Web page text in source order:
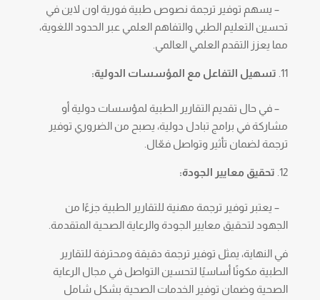
– يسهم توفير ترجمة نصوص طبية فورية اون لاين في
تحسين التعليم الطبي والتفاهم العلمي عبر الحدود اللغوية،
مما يعزز التقدم العلمي العالمي.
تسهيل التفاعل مع المؤسسات الدولية:
– في حال تقديم التقارير الطبية لمؤسسات دولية أو
مشاركة في برامج تبادل دولية، يصبح من الضروري توفير
ترجمة لضمان تأثير وتواصل فعّال.
تحقيق معايير الجودة:
– يعتبر توفير ترجمة مهنية للتقارير الطبية جزءًا من
الجهود لتحقيق معايير الجودة والرعاية الصحية المتقدمة.
في النهاية، يمثل توفير ترجمة دقيقة ومحترفة للتقارير
الطبية مكونًا أساسيًا لتحسين التواصل في مجال الرعاية
الصحية وضمان توفير الخدمات الصحية بشكل شامل